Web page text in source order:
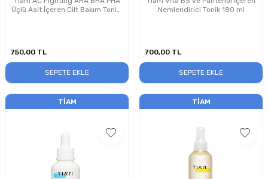
Üçlü Asit İçeren Cilt Bakım Toniği
750,00 TL
SEPETE EKLE
Nemlendirici Tonik 180 ml
700,00 TL
SEPETE EKLE
TIAM TIAM